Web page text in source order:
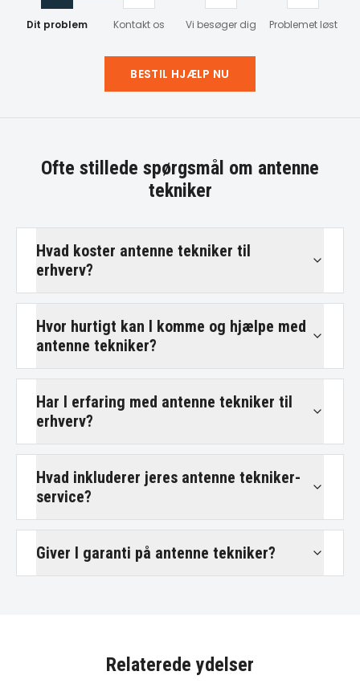
Dit problem Kontakt os Vi besøger dig Problemet løst
BESTIL HJÆLP NU
Ofte stillede spørgsmål om antenne
tekniker
Hvad koster antenne tekniker til
erhverv?
Hvor hurtigt kan I komme og hjælpe med
antenne tekniker?
Har I erfaring med antenne tekniker til
erhverv?
Hvad inkluderer jeres antenne tekniker-
service?
Giver I garanti på antenne tekniker?
Relaterede ydelser